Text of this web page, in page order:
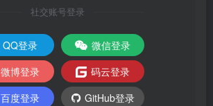
社交账号登录
QQ登录
微信登录
微博登录
码云登录
百度登录
GitHub登录